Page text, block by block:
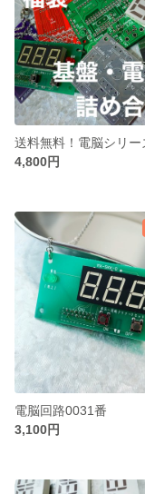
4,800円
電脳回路0031番
3,100円